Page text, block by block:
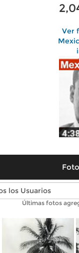
Ver
Fotos
Últimas fotos